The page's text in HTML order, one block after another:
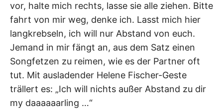
vor, halte mich rechts, lasse sie alle ziehen. Bitte
fahrt von mir weg, denke ich. Lasst mich hier
langkrebseln, ich will nur Abstand von euch.
Jemand in mir fängt an, aus dem Satz einen
Songfetzen zu reimen, wie es der Partner oft
tut. Mit ausladender Helene Fischer-Geste
trällert es: „Ich will nichts außer Abstand zu dir
my daaaaaarling …“